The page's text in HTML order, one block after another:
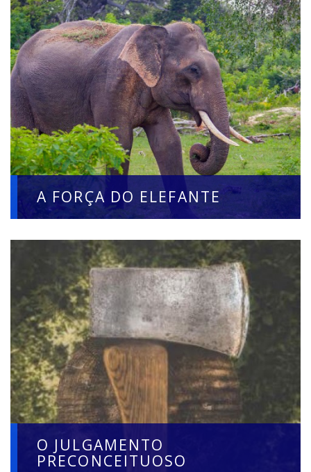
A FORÇA DO ELEFANTE
O JULGAMENTO
PRECONCEITUOSO